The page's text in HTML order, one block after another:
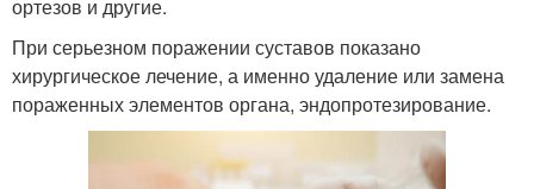
ортезов и другие.
При серьезном поражении суставов показано
хирургическое лечение, а именно удаление или замена
пораженных элементов органа, эндопротезирование.